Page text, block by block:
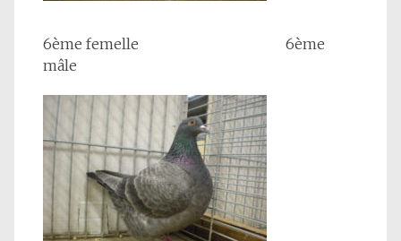
6ème femelle 6ème
mâle